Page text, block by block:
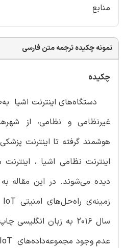
منابع
نمونه چکیده ترجمه متن فارسی
چکیده
دستگاه‌های اینترنت اشیا
غیرنظامی و نظامی، از
هوشمند گرفته تا اینترنت
اینترنت نظامی اشیا ،
دیده می‌شوند. در این مقاله
سال 2016 به زبان